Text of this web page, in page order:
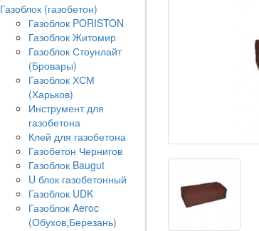
Газоблок (газобетон)
Газоблок PORISTON
Газоблок Житомир
Газоблок Стоунлайт
(Бровары)
Газоблок ХСМ
(Харьков)
Инструмент для
газобетона
Клей для газобетона
Газобетон Чернигов
Газоблок Baugut
U блок газобетонный
Газоблок UDK
Газоблок Aeroc
(Обухов,Березань)